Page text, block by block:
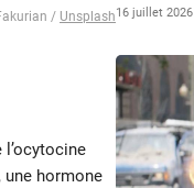
/ Unsplash
hormone
16 juillet 2026